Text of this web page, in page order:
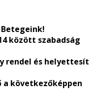
között szabadság
rendel és helyettesít
következőképpen